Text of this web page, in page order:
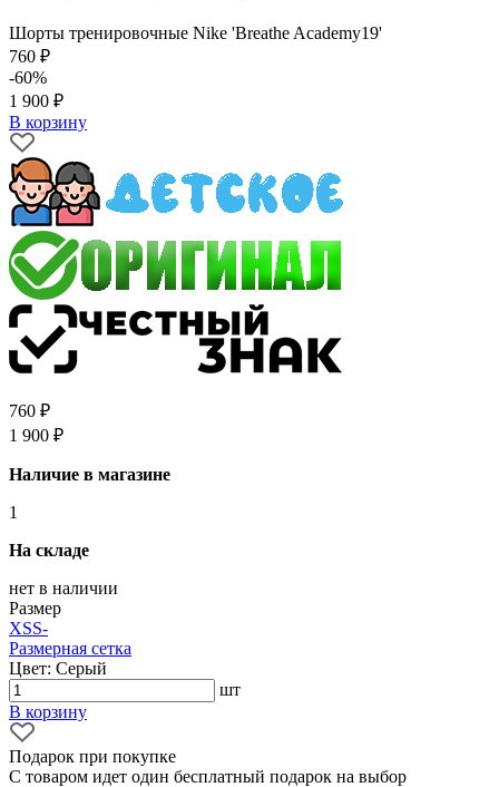
Шорты тренировочные Nike 'Breathe Academy19'
760 ₽
-60%
1 900 ₽
В корзину
760 ₽
1 900 ₽
Наличие в магазине
1
На складе
нет в наличии
Размер
XSS-
Размерная сетка
Цвет: Серый
шт
В корзину
Подарок при покупке
С товаром идет один бесплатный подарок на выбор